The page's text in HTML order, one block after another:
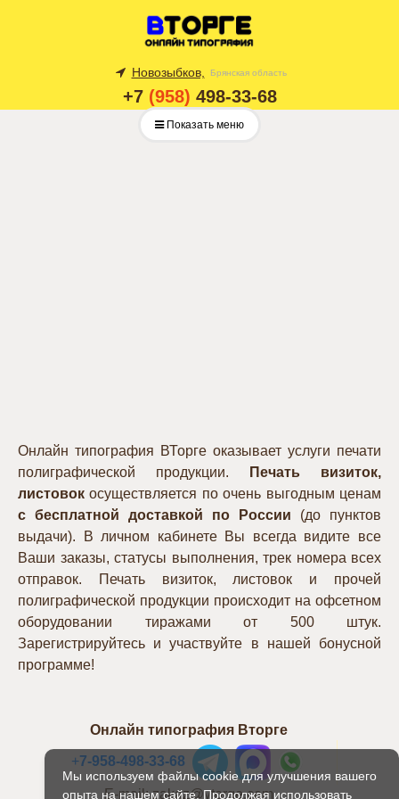
Новозыбков, Брянская область
+7 (958) 498-33-68
Показать меню
Мы используем файлы cookie для улучшения вашего
опыта на нашем сайте. Продолжая использовать
Онлайн типография ВТорге оказывает услуги печати
полиграфической продукции.
Печать визиток,
листовок осуществляется по очень выгодным ценам
с бесплатной доставкой по России (до пунктов
выдачи). В личном кабинете Вы всегда видите все
Ваши заказы, статусы выполнения, трек номера всех
отправок. Печать визиток, листовок и прочей
полиграфической продукции происходит на офсетном
оборудовании тиражами от 500 штук.
Зарегистрируйтесь и участвуйте в нашей бонусной
программе!
Онлайн типография Вторге
+7-958-498-33-68
E-mail: zakaz@vtorge.com